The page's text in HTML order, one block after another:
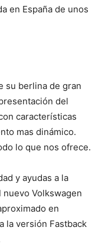
en España de unos
su berlina de gran
del
características
mas dinámico.
lo que nos ofrece.
y ayudas a la
Volkswagen
en
la versión Fastback